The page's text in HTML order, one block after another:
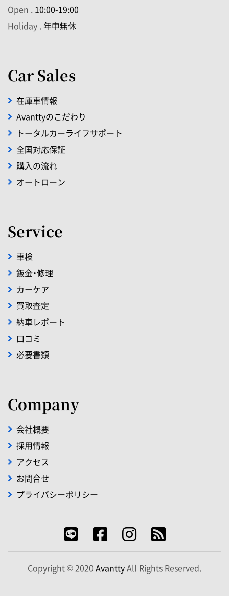
Open . 10:00-19:00
Holiday .年中無休
Car Sales
在庫車情報
Avanttyのこだわり
トータルカーライフサポート
全国対応保証
購入の流れ
オートローン
Service
車検
鈑金・修理
カーケア
買取査定
納車レポート
口コミ
必要書類
Company
会社概要
採用情報
アクセス
お問合せ
プライバシーポリシー
Copyright © 2020 AvanttyAll Rights Reserved.